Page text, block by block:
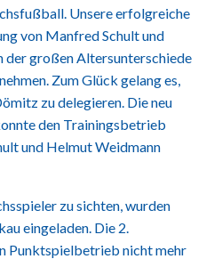
Unsere erfolgreiche
von Manfred Schult und
der großen Altersunterschiede
Zum Glück gelang es,
zu delegieren. Die neu
den Trainingsbetrieb
und Helmut Weidmann
zu sichten, wurden
eingeladen. Die 2.
Punktspielbetrieb nicht mehr